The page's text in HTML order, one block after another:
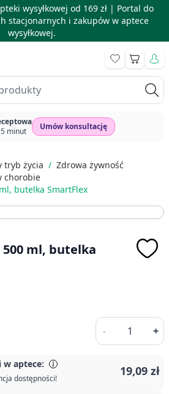
wysyłkowej od 169 zł | Portal do
stacjonarnych i zakupów w aptece
wysyłkowej.
Koszyk
minut
Umów konsultację
tryb życia / Zdrowa żywność
chorobie
butelka SmartFlex
ml, butelka
w aptece:
dostępności!
19,09 zł
-
Ilość
+